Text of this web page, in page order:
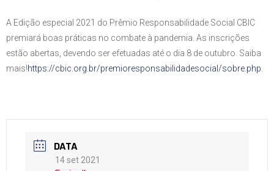
A Edição especial 2021 do Prêmio Responsabilidade Social CBIC
premiará boas práticas no combate à pandemia. As inscrições
estão abertas, devendo ser efetuadas até o dia 8 de outubro. Saiba
mais!https://cbic.org.br/premioresponsabilidadesocial/sobre.php
DATA
14 set 2021